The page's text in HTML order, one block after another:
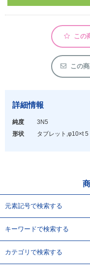
アウトレット
化学教材・オリジナルグッズ
この
この
詳細情報
純度
3N5
形状
タブレット,φ10×t 5
元素記号で検索する
キーワードで検索する
カテゴリで検索する